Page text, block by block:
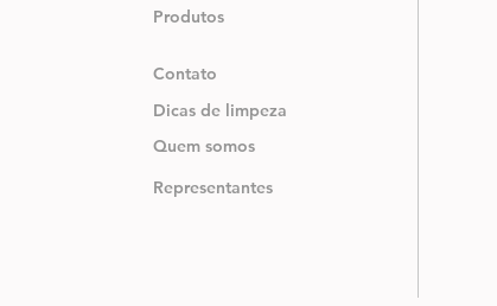
Produtos
Contato
Dicas de limpeza
Quem somos
Representantes